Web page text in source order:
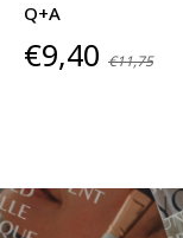
Q+A
€9,40 €11,75